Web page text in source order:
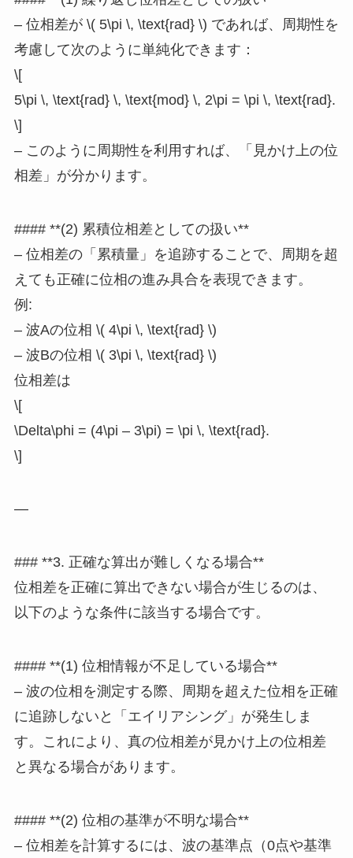
– 位相差が \( 5\pi \, \text{rad} \) であれば、周期性を
考慮して次のように単純化できます：
\[
5\pi \, \text{rad} \, \text{mod} \, 2\pi = \pi \, \text{rad}.
\]
– このように周期性を利用すれば、「見かけ上の位
相差」が分かります。
#### **(2) 累積位相差としての扱い**
– 位相差の「累積量」を追跡することで、周期を超
えても正確に位相の進み具合を表現できます。
例:
– 波Aの位相 \( 4\pi \, \text{rad} \)
– 波Bの位相 \( 3\pi \, \text{rad} \)
位相差は
\[
\Delta\phi = (4\pi – 3\pi) = \pi \, \text{rad}.
\]
—
### **3. 正確な算出が難しくなる場合**
位相差を正確に算出できない場合が生じるのは、
以下のような条件に該当する場合です。
#### **(1) 位相情報が不足している場合**
– 波の位相を測定する際、周期を超えた位相を正確
に追跡しないと「エイリアシング」が発生しま
す。これにより、真の位相差が見かけ上の位相差
と異なる場合があります。
#### **(2) 位相の基準が不明な場合**
– 位相差を計算するには、波の基準点（0点や基準